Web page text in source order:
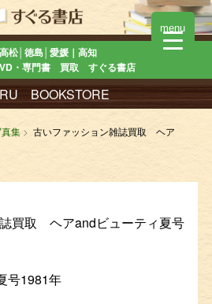
松│徳島│愛媛｜高知
・専門書 買取 すぐる書店
BOOKSTORE
集
古いファッション雑誌買取 ヘア
買取 ヘアandビューティ夏号
号1981年
menu